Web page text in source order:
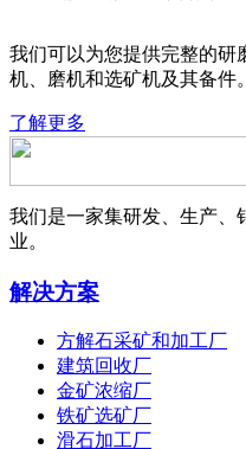
我们可以为您提供完整的研
机、磨机和选矿机及其备件。
了解更多
我们是一家集研发、生产、
业。
解决方案
方解石采矿和加工厂
建筑回收厂
金矿浓缩厂
铁矿选矿厂
滑石加工厂